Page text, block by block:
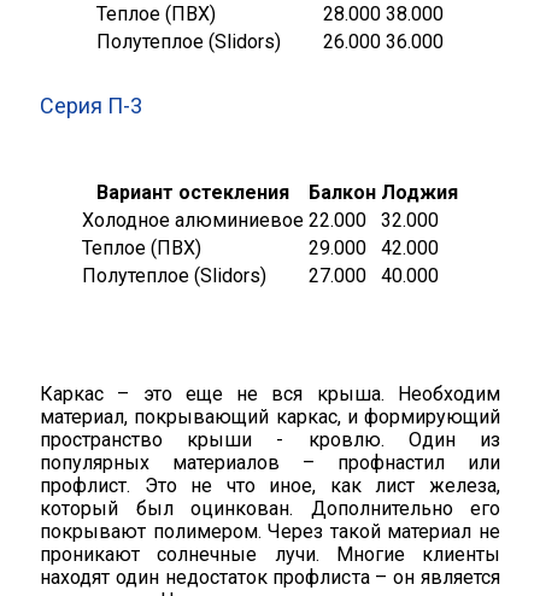
Теплое (ПВХ)
28.000 38.000
Полутеплое (Slidors)
26.000 36.000
Серия П-3
Вариант остекления Балкон Лоджия
Холодное алюминиевое 22.000
32.000
Теплое (ПВХ)
29.000
42.000
Полутеплое (Slidors)
27.000 40.000
Каркас – это еще не вся крыша. Необходим
материал, покрывающий каркас, и формирующий
пространство крыши - кровлю. Один из
популярных материалов – профнастил или
профлист. Это не что иное, как лист железа,
который был оцинкован. Дополнительно его
покрывают полимером. Через такой материал не
проникают солнечные лучи. Многие клиенты
находят один недостаток профлиста – он является